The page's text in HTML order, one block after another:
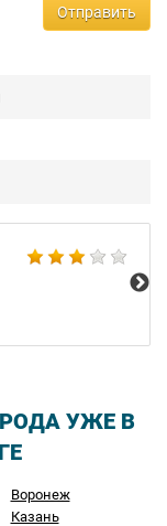
Отправить
УЖЕ В
Воронеж
Казань